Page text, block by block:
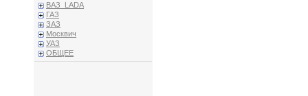
ВАЗ_LADA
ГАЗ
ЗАЗ
Москвич
УАЗ
ОБЩЕЕ